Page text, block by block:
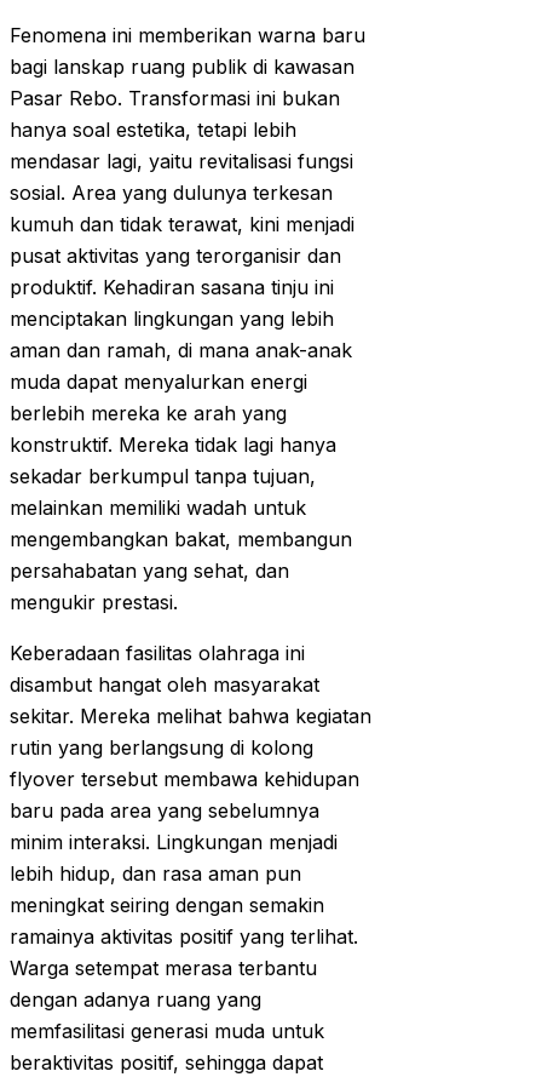
Fenomena ini memberikan warna baru
bagi lanskap ruang publik di kawasan
Pasar Rebo. Transformasi ini bukan
hanya soal estetika, tetapi lebih
mendasar lagi, yaitu revitalisasi fungsi
sosial. Area yang dulunya terkesan
kumuh dan tidak terawat, kini menjadi
pusat aktivitas yang terorganisir dan
produktif. Kehadiran sasana tinju ini
menciptakan lingkungan yang lebih
aman dan ramah, di mana anak-anak
muda dapat menyalurkan energi
berlebih mereka ke arah yang
konstruktif. Mereka tidak lagi hanya
sekadar berkumpul tanpa tujuan,
melainkan memiliki wadah untuk
mengembangkan bakat, membangun
persahabatan yang sehat, dan
mengukir prestasi.
Keberadaan fasilitas olahraga ini
disambut hangat oleh masyarakat
sekitar. Mereka melihat bahwa kegiatan
rutin yang berlangsung di kolong
flyover tersebut membawa kehidupan
baru pada area yang sebelumnya
minim interaksi. Lingkungan menjadi
lebih hidup, dan rasa aman pun
meningkat seiring dengan semakin
ramainya aktivitas positif yang terlihat.
Warga setempat merasa terbantu
dengan adanya ruang yang
memfasilitasi generasi muda untuk
beraktivitas positif, sehingga dapat